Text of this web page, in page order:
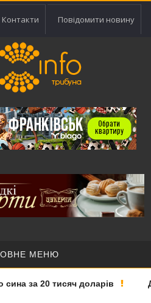
Контакти Повідомити новину
МЕНЮ
за 20 тисяч доларів